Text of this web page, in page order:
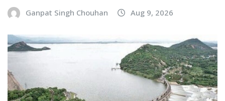
Ganpat Singh Chouhan Aug 9, 2026